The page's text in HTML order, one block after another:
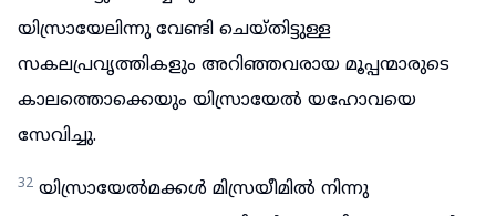
യിസ്രായേലിന്നു വേണ്ടി ചെയ്തിട്ടുള്ള
സകലപ്രവൃത്തികളും അറിഞ്ഞവരായ മൂപ്പന്മാരുടെ
കാലത്തൊക്കെയും യിസ്രായേൽ യഹോവയെ
സേവിച്ചു.
32 യിസ്രായേൽമക്കൾ മിസ്രയീമിൽ നിന്നു